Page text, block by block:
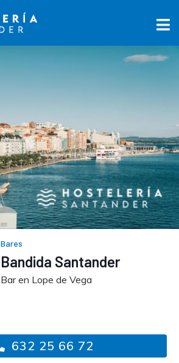
Bares
Bandida Santander
Bar en Lope de Vega
632 25 66 72